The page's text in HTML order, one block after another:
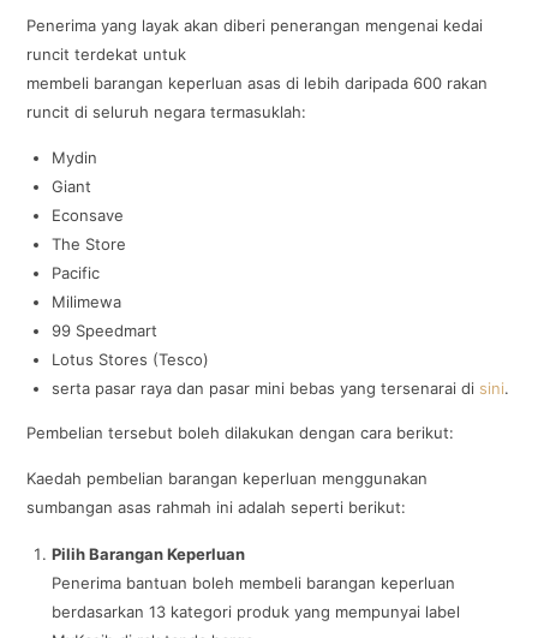
Penerima yang layak akan diberi penerangan mengenai kedai
runcit terdekat untuk
membeli barangan keperluan asas di lebih daripada 600 rakan
runcit di seluruh negara termasuklah:
Mydin
Giant
Econsave
The Store
Pacific
Milimewa
99 Speedmart
Lotus Stores (Tesco)
serta pasar raya dan pasar mini bebas yang tersenarai di sini.
Pembelian tersebut boleh dilakukan dengan cara berikut:
Kaedah pembelian barangan keperluan menggunakan
sumbangan asas rahmah ini adalah seperti berikut:
Pilih Barangan Keperluan
Penerima bantuan boleh membeli barangan keperluan
berdasarkan 13 kategori produk yang mempunyai label